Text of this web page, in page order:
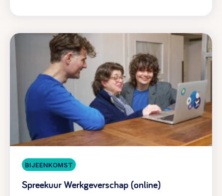
BIJEENKOMST
Spreekuur Werkgeverschap (online)